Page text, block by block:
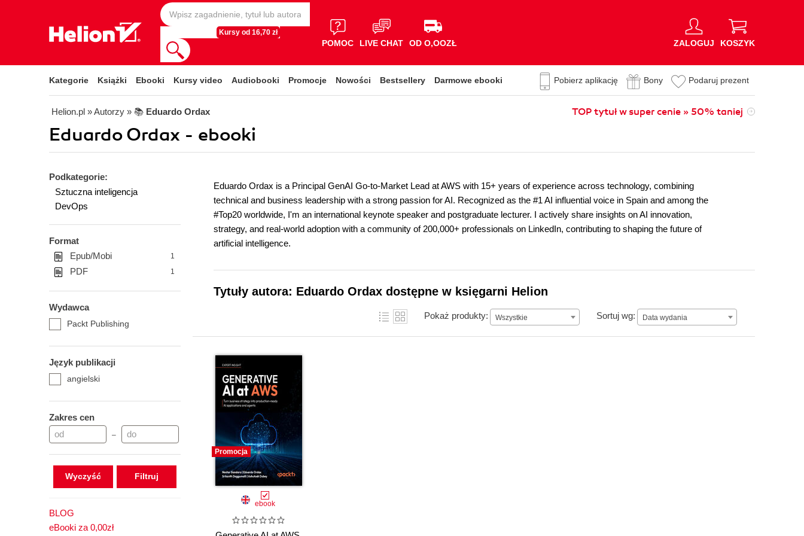
Kursy od 16,70 zł
POMOC LIVE CHAT OD O,OOZŁ ZALOGUJ KOSZYK
Kategorie Książki Ebooki Kursy video Audiobooki Promocje Nowości Bestsellery Darmowe ebooki Pobierz aplikację Bony Podaruj prezent
Helion.pl » Autorzy » 📚 Eduardo Ordax TOP tytuł w super cenie » 50% taniej
Eduardo Ordax - ebooki
Podkategorie:
Sztuczna inteligencja
DevOps
Format
Epub/Mobi
1
PDF 1
Wydawca
Packt Publishing
Język publikacji
angielski
Zakres cen
–
Wyczyść
BLOG
eBooki za 0,00zł
Eduardo Ordax is a Principal GenAI Go-to-Market Lead at AWS with 15+ years of experience across technology, combining
technical and business leadership with a strong passion for AI. Recognized as the #1 AI influential voice in Spain and among the
#Top20 worldwide, I'm an international keynote speaker and postgraduate lecturer. I actively share insights on AI innovation,
strategy, and real-world adoption with a community of 200,000+ professionals on LinkedIn, contributing to shaping the future of
artificial intelligence.
Tytuły autora: Eduardo Ordax dostępne w księgarni Helion
Pokaż produkty: Wszystkie Sortuj wg: Data wydania
Data wydania
Promocja
ebook